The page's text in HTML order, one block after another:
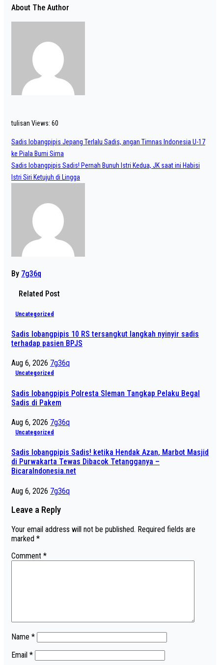
About The Author
tulisan Views: 60
tulisan
navigation
Post
navigation
Sadis lobangpipis Jepang Terlalu Sadis, angan Timnas Indonesia U-17
ke Piala Bumi Sirna
Sadis lobangpipis Sadis! Pernah Bunuh Istri Kedua, JK saat ini Habisi
Istri Siri Ketujuh di Lingga
By 7g36q
Related Post
Uncategorized
Sadis lobangpipis 10 RS tersangkut langkah nyinyir sadis
terhadap pasien BPJS
Aug 6, 2026 7g36q
Uncategorized
Sadis lobangpipis Polresta Sleman Tangkap Pelaku Begal
Sadis di Pakem
Aug 6, 2026 7g36q
Uncategorized
Sadis lobangpipis Sadis! ketika Hendak Azan, Marbot Masjid
di Purwakarta Tewas Dibacok Tetangganya –
BicaraIndonesia.net
Aug 6, 2026 7g36q
Leave a Reply
Your email address will not be published. Required fields are
marked *
Comment *
Name *
Email *